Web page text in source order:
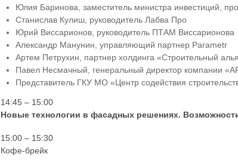
Юлия Баринова, заместитель министра инвестиций,
Станислав Кулиш, руководитель Лабва Про
Юрий Виссарионов, руководитель ПТАМ Виссарионова
Александр Манунин, управляющий партнер Parametr
Артем Петрухин, партнер холдинга «Строительный
Павел Несмачный, генеральный директор компании
Представитель ГКУ МО «Центр содействия
14:45 – 15:00
Новые технологии в фасадных решениях.
15:00 – 15:30
Кофе-брейк